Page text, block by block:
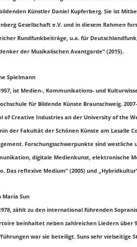
Künstler Daniel Kupferberg. Sie ist
Gesellschaft e.V. und in diesem Rahmen
Rundfunkbeiträge, u.a. für
der Musikalischen Avantgarde“ (2015).
Spielmann
ist Medien-, Kommunikations- und
für Bildende Künste Braunschweig.
of Creative Industries an der University of the
der Fakultät der Schönen Künste am Lasalle
Forschungsschwerpunkte sind
digitale Medienkunst, elektronische
Das reflexive Medium“ (2005) und
Maria Sun
zählt zu den international führenden
beinhaltet neben zahlreichen Liedern über
war sie beteiligt. Suns sehr